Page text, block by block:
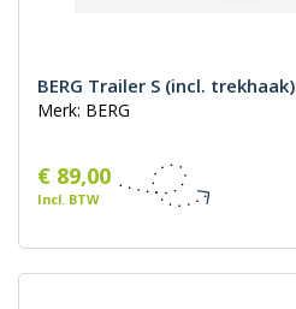
BERG Trailer S (incl. trekhaak)
Merk: BERG
€ 89,00
Incl. BTW